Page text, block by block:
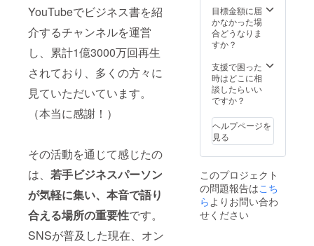
YouTubeでビジネス書を紹
介するチャンネルを運営
し、累計1億3000万回再生
されており、多くの方々に
見ていただいています。
（本当に感謝！）
その活動を通じて感じたの
は、 若手ビジネスパーソン
が気軽に集い、本音で語り
合える場所の重要性です。
SNSが普及した現在、オン
舗オー
プンか
ら１年
い。
目標金額に届
かなかった場
合どうなりま
すか？
支援で困った
時はどこに相
談したらいい
ですか？
ヘルプページを
見る
このプロジェクト
の問題報告はこち
ら よりお問い合わ
せください